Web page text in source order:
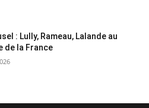
: Lully, Rameau, Lalande au
de la France